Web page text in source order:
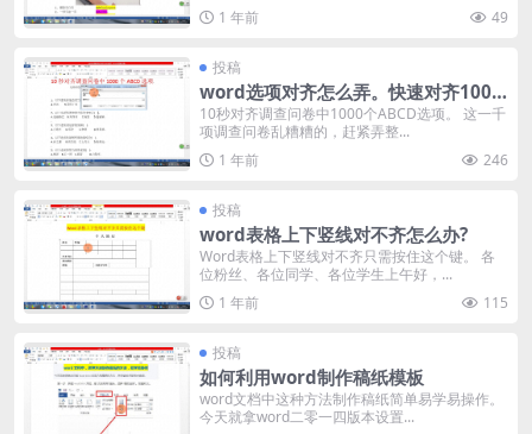
1 年前
49
投稿
word选项对齐怎么弄。快速对齐1000
个ABCD选项方法
10秒对齐调查问卷中1000个ABCD选项。 这一千
项调查问卷乱糟糟的，赶紧弄整...
1 年前
246
投稿
word表格上下竖线对不齐怎么办?
Word表格上下竖线对不齐只需按住这个键。 各
位粉丝、各位同学、各位学生上午好，...
1 年前
115
投稿
如何利用word制作稿纸模板
word文档中这种方法制作稿纸简单易学易操作。
今天就拿word二零一四版本设置...